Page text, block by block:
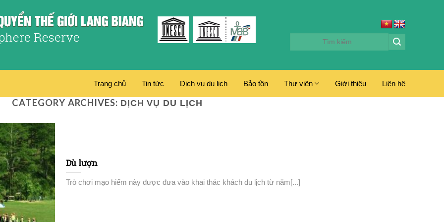
Trang chủ Tin tức Dịch vụ du lịch Bảo tồn Thư viện Giới thiệu Liên hệ
CATEGORY ARCHIVES: DỊCH VỤ DU LỊCH
Dù lượn
Trò chơi mạo hiểm này được đưa vào khai thác khách du lịch từ năm[...]